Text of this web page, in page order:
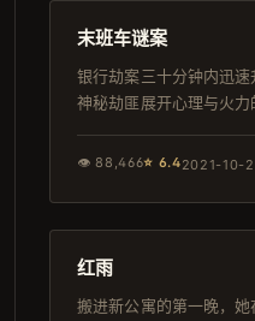
连载中
末班车谜案
银行劫案三十分钟内迅
神秘劫匪展开心理与火力
👁 88,466⭐ 6.42021-10-
韩剧
红雨
搬进新公寓的第一晚，她